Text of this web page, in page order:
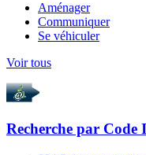
Aménager
Communiquer
Se véhiculer
Voir tous
Recherche par Code